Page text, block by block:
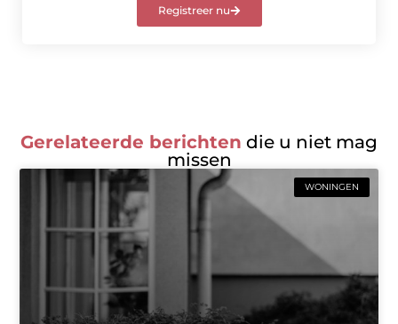
Registreer nu
Gerelateerde berichten die u niet mag
missen
WONINGEN